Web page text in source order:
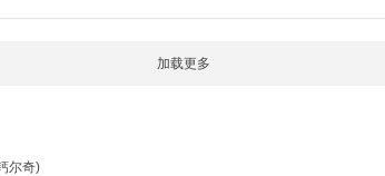
加载更多
尔奇)